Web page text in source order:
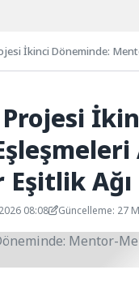
İkinci Döneminde:
Projesi
Eşitlik
08:08 Güncelleme: 27